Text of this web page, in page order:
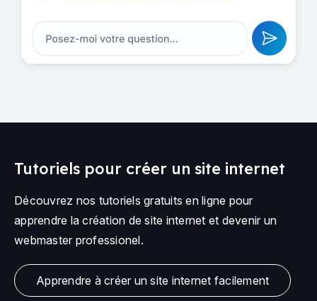
Tutoriels pour créer un site internet
Découvrez nos tutoriels gratuits en ligne pour
apprendre la création de site internet et devenir un
webmaster professionel.
Apprendre à créer un site internet facilement